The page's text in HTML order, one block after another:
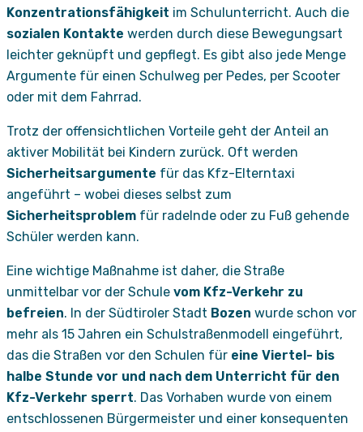
Konzentrationsfähigkeit im Schulunterricht. Auch die
sozialen Kontakte werden durch diese Bewegungsart
leichter geknüpft und gepflegt. Es gibt also jede Menge
Argumente für einen Schulweg per Pedes, per Scooter
oder mit dem Fahrrad.
Trotz der offensichtlichen Vorteile geht der Anteil an
aktiver Mobilität bei Kindern zurück. Oft werden
Sicherheitsargumente für das Kfz-Elterntaxi
angeführt – wobei dieses selbst zum
Sicherheitsproblem für radelnde oder zu Fuß gehende
Schüler werden kann.
Eine wichtige Maßnahme ist daher, die Straße
unmittelbar vor der Schule vom Kfz-Verkehr zu
befreien. In der Südtiroler Stadt Bozen wurde schon vor
mehr als 15 Jahren ein Schulstraßenmodell eingeführt,
das die Straßen vor den Schulen für eine Viertel- bis
halbe Stunde vor und nach dem Unterricht für den
Kfz-Verkehr sperrt. Das Vorhaben wurde von einem
entschlossenen Bürgermeister und einer konsequenten